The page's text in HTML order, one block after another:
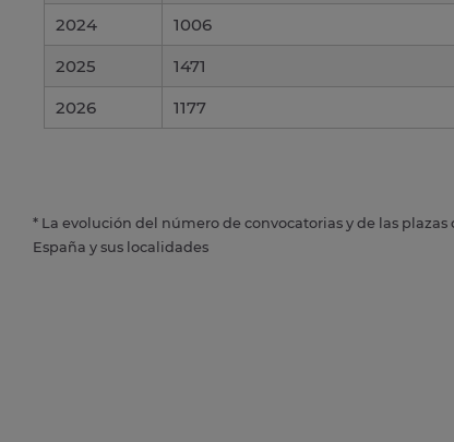
2024
1006
2025
1471
2026
1177
* La evolución del número de convocatorias y de las
España y sus localidades